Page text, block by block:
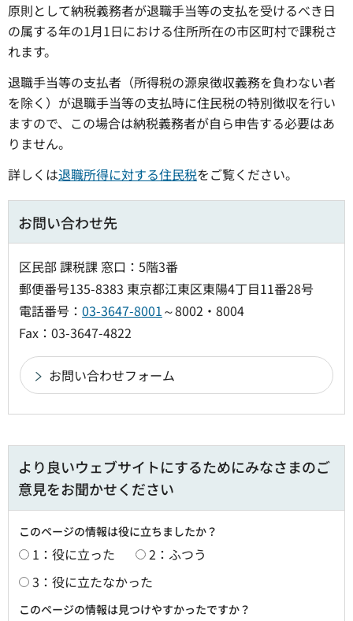
原則として納税義務者が退職手当等の支払を受けるべき日
の属する年の1月1日における住所所在の市区町村で課税さ
れます。
退職手当等の支払者（所得税の源泉徴収義務を負わない者
を除く）が退職手当等の支払時に住民税の特別徴収を行い
ますので、この場合は納税義務者が自ら申告する必要はあ
りません。
詳しくは退職所得に対する住民税をご覧ください。
お問い合わせ先
区民部 課税課 窓口：5階3番
郵便番号135-8383 東京都江東区東陽4丁目11番28号
電話番号： 03-3647-8001～8002・8004
Fax：03-3647-4822
より良いウェブサイトにするためにみなさまのご
意見をお聞かせください
このページの情報は役に立ちましたか？
1：役に立った
2：ふつう
3：役に立たなかった
このページの情報は見つけやすかったですか？